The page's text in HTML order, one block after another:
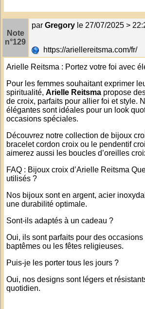
Note
n°129
parGregory le 27/07/2025 >
https://ariellereitsma.com/fr/
Arielle Reitsma : Portez votre foi avec
Pour les femmes souhaitant exprimer
spiritualité, Arielle Reitsmapropose
de croix, parfaits pour allier foi et style.
élégantes sont idéales pour un look
occasions spéciales.
Découvrez notre collection de bijoux
bracelet cordon croixou le pendentif
aimerez aussi les boucles d’oreilles
FAQ : Bijoux croix d’Arielle Reitsma
utilisés ?
Nos bijoux sont en argent, acier
une durabilité optimale.
Sont-ils adaptés à un cadeau ?
Oui, ils sont parfaits pour des occasions
baptêmes ou les fêtes religieuses.
Puis-je les porter tous les jours ?
Oui, nos designs sont légers et
quotidien.